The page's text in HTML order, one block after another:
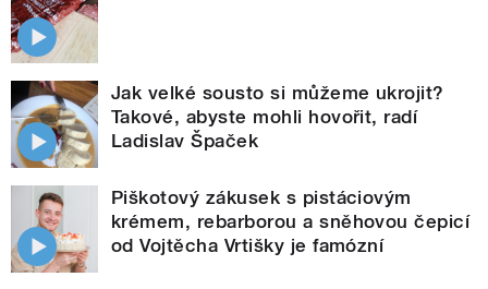
Jak velké sousto si můžeme ukrojit?
Takové, abyste mohli hovořit, radí
Ladislav Špaček
Piškotový zákusek s pistáciovým
krémem, rebarborou a sněhovou čepicí
od Vojtěcha Vrtišky je famózní